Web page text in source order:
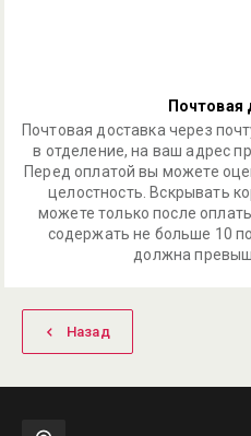
Почтовая
Почтовая доставка через
в отделение, на ваш адрес
Перед оплатой вы можете
целостность. Вскрывать
можете только после
содержать не больше 10
должна
Назад